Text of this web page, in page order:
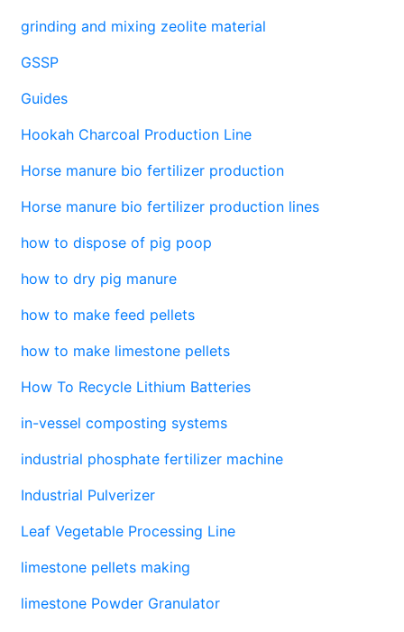
grinding and mixing zeolite material
GSSP
Guides
Hookah Charcoal Production Line
Horse manure bio fertilizer production
Horse manure bio fertilizer production lines
how to dispose of pig poop
how to dry pig manure
how to make feed pellets
how to make limestone pellets
How To Recycle Lithium Batteries
in-vessel composting systems
industrial phosphate fertilizer machine
Industrial Pulverizer
Leaf Vegetable Processing Line
limestone pellets making
limestone Powder Granulator